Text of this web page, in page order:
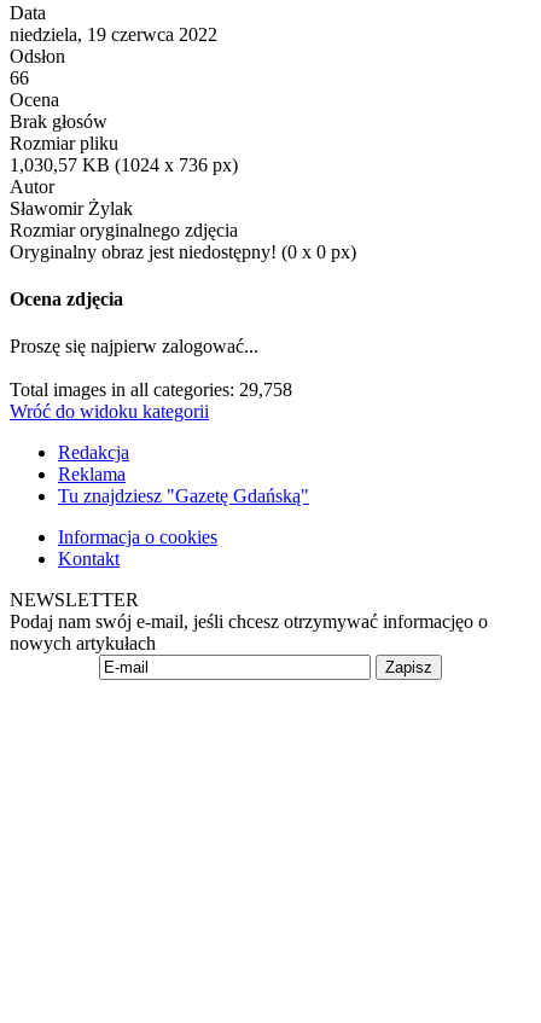
Data
niedziela, 19 czerwca 2022
Odsłon
66
Ocena
Brak głosów
Rozmiar pliku
1,030,57 KB (1024 x 736 px)
Autor
Sławomir Żylak
Rozmiar oryginalnego zdjęcia
Oryginalny obraz jest niedostępny! (0 x 0 px)
Ocena zdjęcia
Proszę się najpierw zalogować...
Total images in all categories: 29,758
Wróć do widoku kategorii
Redakcja
Reklama
Tu znajdziesz "Gazetę Gdańską"
Informacja o cookies
Kontakt
NEWSLETTER
Podaj nam swój e-mail, jeśli chcesz otrzymywać informacjęo o
nowych artykułach
Zapisz